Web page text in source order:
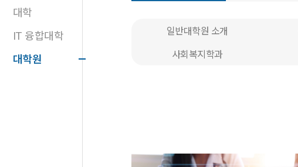
대학
IT 융합대학
대학원
일반대학원 소개
사회복지학과